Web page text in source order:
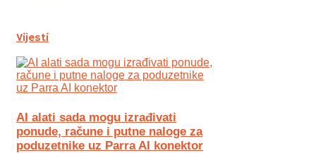
Vijesti
AI alati sada mogu izrađivati
ponude, račune i putne naloge za
poduzetnike uz Parra AI konektor